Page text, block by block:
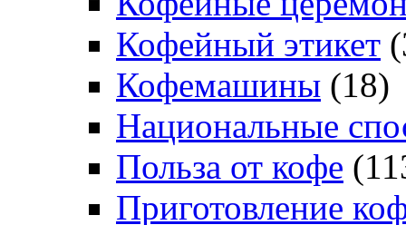
Кофейный этикет
Кофемашины (18)
Национальные
Польза от кофе
Приготовление